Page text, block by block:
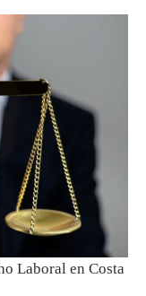
Laboral en Costa